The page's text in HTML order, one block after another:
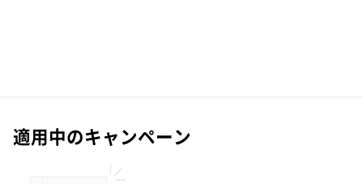
適用中のキャンペーン